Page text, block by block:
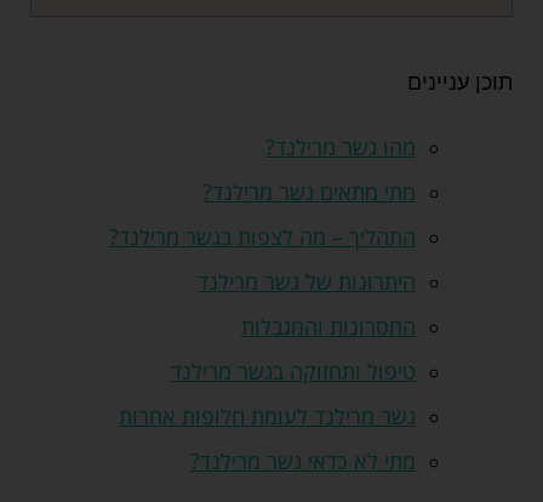
תוכן עניינים
מהו גשר מרילנד?
מתי מתאים גשר מרילנד?
התהליך – מה לצפות בגשר מרילנד?
היתרונות של גשר מרילנד
החסרונות והמגבלות
טיפול ותחזוקה בגשר מרילנד
גשר מרילנד לעומת חלופות אחרות
מתי לא כדאי גשר מרילנד?